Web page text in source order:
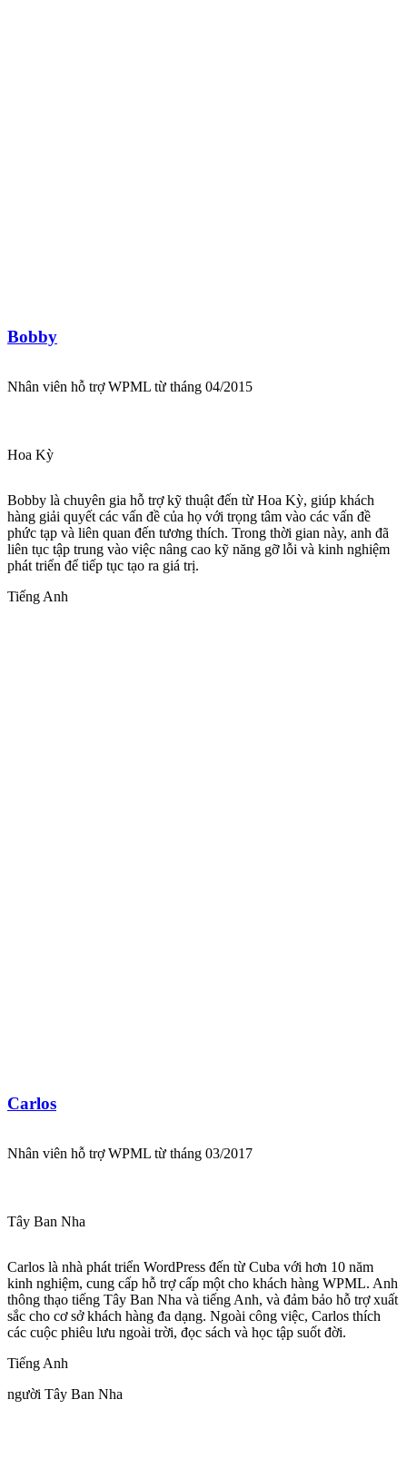
Bobby
Nhân viên hỗ trợ WPML từ tháng 04/2015
Hoa Kỳ
Bobby là chuyên gia hỗ trợ kỹ thuật đến từ Hoa Kỳ, giúp khách
hàng giải quyết các vấn đề của họ với trọng tâm vào các vấn đề
phức tạp và liên quan đến tương thích. Trong thời gian này, anh đã
liên tục tập trung vào việc nâng cao kỹ năng gỡ lỗi và kinh nghiệm
phát triển để tiếp tục tạo ra giá trị.
Tiếng Anh
Carlos
Nhân viên hỗ trợ WPML từ tháng 03/2017
Tây Ban Nha
Carlos là nhà phát triển WordPress đến từ Cuba với hơn 10 năm
kinh nghiệm, cung cấp hỗ trợ cấp một cho khách hàng WPML. Anh
thông thạo tiếng Tây Ban Nha và tiếng Anh, và đảm bảo hỗ trợ xuất
sắc cho cơ sở khách hàng đa dạng. Ngoài công việc, Carlos thích
các cuộc phiêu lưu ngoài trời, đọc sách và học tập suốt đời.
Tiếng Anh
người Tây Ban Nha